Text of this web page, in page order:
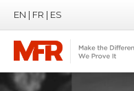
EN | FR | ES